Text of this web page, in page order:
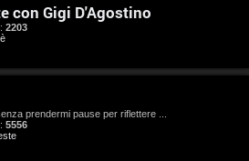
con Gigi D'Agostino
2203
prendermi pause per riflettere ...
5556